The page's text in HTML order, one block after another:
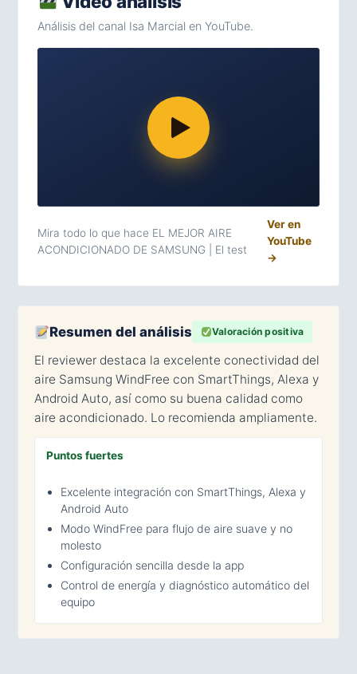
Análisis del canal Isa Marcial en YouTube.
Mira todo lo que hace EL MEJOR AIRE
ACONDICIONADO DE SAMSUNG | El test
Ver en
YouTube
→
Resumen del análisis Valoración positiva
El reviewer destaca la excelente conectividad del
aire Samsung WindFree con SmartThings, Alexa y
Android Auto, así como su buena calidad como
aire acondicionado. Lo recomienda ampliamente.
Puntos fuertes
Excelente integración con SmartThings, Alexa y
Android Auto
Modo WindFree para flujo de aire suave y no
molesto
Configuración sencilla desde la app
Control de energía y diagnóstico automático del
equipo